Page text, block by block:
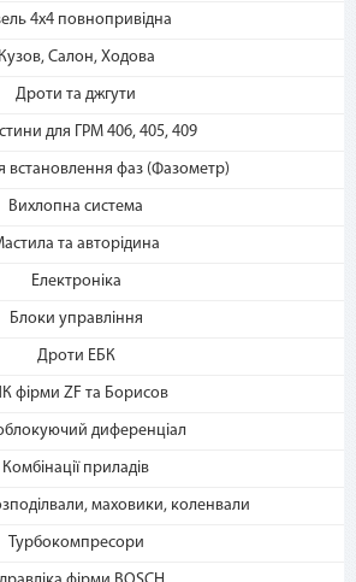
4х4 повнопривідна
Кузов, Салон, Ходова
Дроти та джгути
для ГРМ 406, 405, 409
встановлення фаз (Фазометр)
Вихлопна система
та авторідина
Електроніка
Блоки управління
Дроти ЕБК
фірми ZF та Борисов
диференціал
Комбінації приладів
маховики, коленвали
Турбокомпресори
способ оплаты –
рассрочка»
карты
платеж